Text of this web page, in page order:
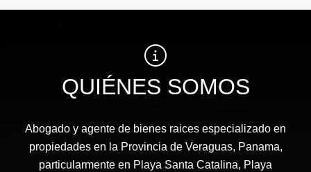
QUIÉNES SOMOS
Abogado y agente de bienes raices especializado en
propiedades en la Provincia de Veraguas, Panama,
particularmente en Playa Santa Catalina, Playa